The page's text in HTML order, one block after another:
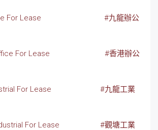
For Lease
#九龍辦公
For Lease
#香港辦公
For Lease
#九龍工業
For Lease
#觀塘工業